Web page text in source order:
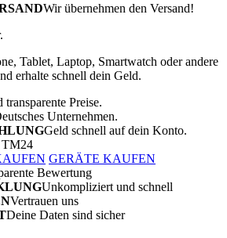
Wir übernehmen den Versand!
Tablet, Laptop, Smartwatch oder andere
erhalte schnell dein Geld.
transparente Preise.
Unternehmen.
Geld schnell auf dein Konto.
GERÄTE KAUFEN
Bewertung
Unkompliziert und schnell
Vertrauen uns
Deine Daten sind sicher